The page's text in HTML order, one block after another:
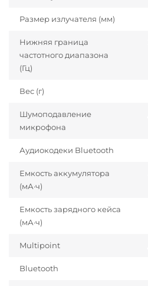
Размер излучателя (мм)
Нижняя граница
частотного диапазона
(Гц)
Вес (г)
Шумоподавление
микрофона
Аудиокодеки Bluetooth
Емкость аккумулятора
(мА·ч)
Емкость зарядного кейса
(мА·ч)
Multipoint
Bluetooth